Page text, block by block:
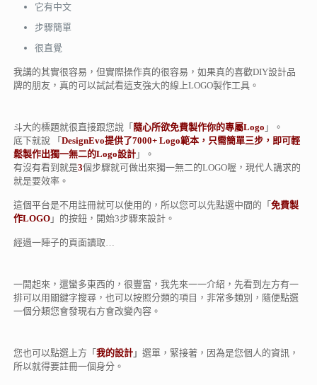
它有中文
步驟簡單
很直覺
我講的其實很容易，但實際操作真的很容易，如果真的喜歡DIY設計品
牌的朋友，真的可以試試看這支強大的線上LOGO製作工具。
斗大的標題就很直接跟您說「 隨心所欲免費製作你的專屬Logo 」。
底下就說 「DesignEvo提供了7000+ Logo範本，只需簡單三步，即可輕
鬆製作出獨一無二的Logo設計 」。
有沒有看到就是3個步驟就可做出來獨一無二的LOGO喔，現代人講求的
就是要效率。
這個平台是不用註冊就可以使用的，所以您可以先點選中間的「免費製
作LOGO 」的按鈕，開始3步驟來設計。
經過一陣子的頁面讀取…
一開起來，還蠻多東西的，很豐富，我先來一一介紹，先看到左方有一
排可以用關鍵字搜尋，也可以按照分類的項目，非常多類別，隨便點選
一個分類您會發現右方會改變內容。
您也可以點選上方「我的設計 」選單，緊接著，因為是您個人的資訊，
所以就得要註冊一個身分。